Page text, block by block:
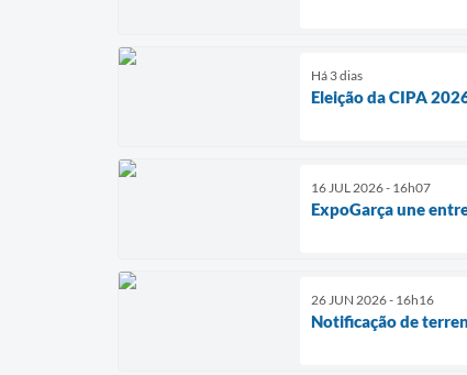
Há 3 dias
Eleição da CIPA
16 JUL 2026 - 16h07
ExpoGarça une
26 JUN 2026 - 16h16
Notificação de